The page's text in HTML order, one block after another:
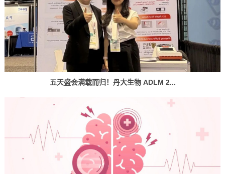
五天盛会满载而归！丹大生物 ADLM 2...